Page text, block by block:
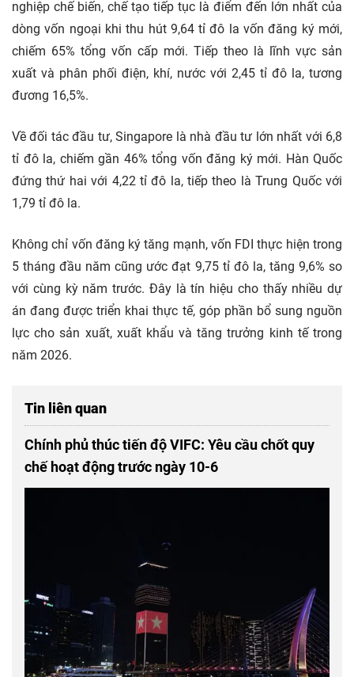
nghiệp chế biến, chế tạo tiếp tục là điểm đến lớn nhất của
dòng vốn ngoại khi thu hút 9,64 tỉ đô la vốn đăng ký mới,
chiếm 65% tổng vốn cấp mới. Tiếp theo là lĩnh vực sản
xuất và phân phối điện, khí, nước với 2,45 tỉ đô la, tương
đương 16,5%.
Về đối tác đầu tư, Singapore là nhà đầu tư lớn nhất với 6,8
tỉ đô la, chiếm gần 46% tổng vốn đăng ký mới. Hàn Quốc
đứng thứ hai với 4,22 tỉ đô la, tiếp theo là Trung Quốc với
1,79 tỉ đô la.
Không chỉ vốn đăng ký tăng mạnh, vốn FDI thực hiện trong
5 tháng đầu năm cũng ước đạt 9,75 tỉ đô la, tăng 9,6% so
với cùng kỳ năm trước. Đây là tín hiệu cho thấy nhiều dự
án đang được triển khai thực tế, góp phần bổ sung nguồn
lực cho sản xuất, xuất khẩu và tăng trưởng kinh tế trong
năm 2026.
Tin liên quan
Chính phủ thúc tiến độ VIFC: Yêu cầu chốt quy
chế hoạt động trước ngày 10-6